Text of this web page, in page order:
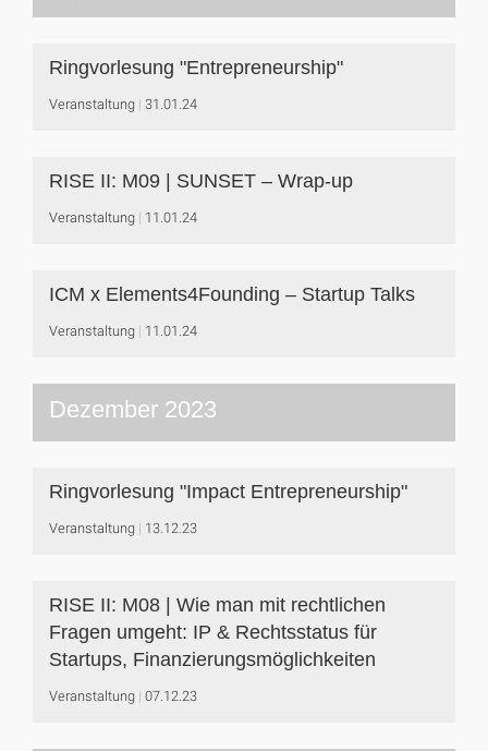
Ringvorlesung "Entrepreneurship"
Veranstaltung 31.01.24
RISE II: M09 | SUNSET – Wrap-up
Veranstaltung 11.01.24
ICM x Elements4Founding – Startup Talks
Veranstaltung 11.01.24
Dezember 2023
Ringvorlesung "Impact Entrepreneurship"
Veranstaltung 13.12.23
RISE II: M08 | Wie man mit rechtlichen
Fragen umgeht: IP & Rechtsstatus für
Startups, Finanzierungsmöglichkeiten
Veranstaltung 07.12.23